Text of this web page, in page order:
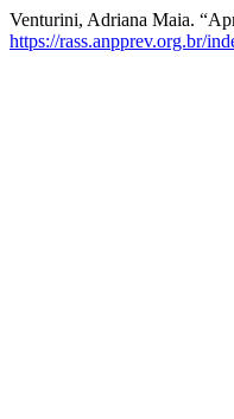
Venturini, Adriana Maia.
https://rass.anpprev.org.br/